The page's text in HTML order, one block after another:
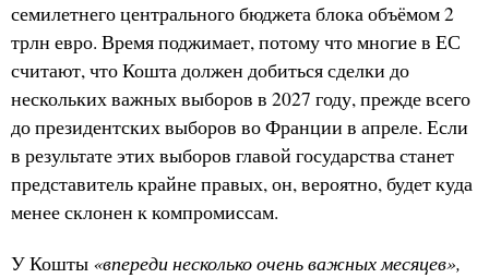
семилетнего центрального бюджета блока объёмом 2
трлн евро. Время поджимает, потому что многие в ЕС
считают, что Кошта должен добиться сделки до
нескольких важных выборов в 2027 году, прежде всего
до президентских выборов во Франции в апреле. Если
в результате этих выборов главой государства станет
представитель крайне правых, он, вероятно, будет куда
менее склонен к компромиссам.
У Кошты «впереди несколько очень важных месяцев»,